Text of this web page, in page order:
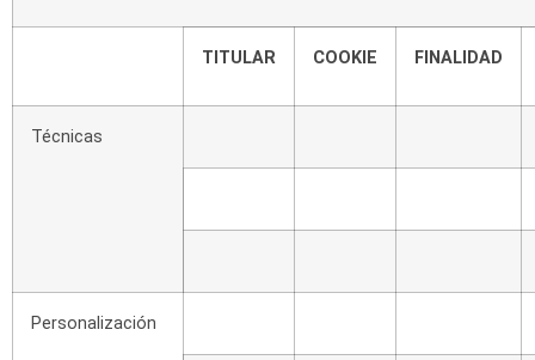
TITULAR COOKIE FINALIDAD
Técnicas
Personalización